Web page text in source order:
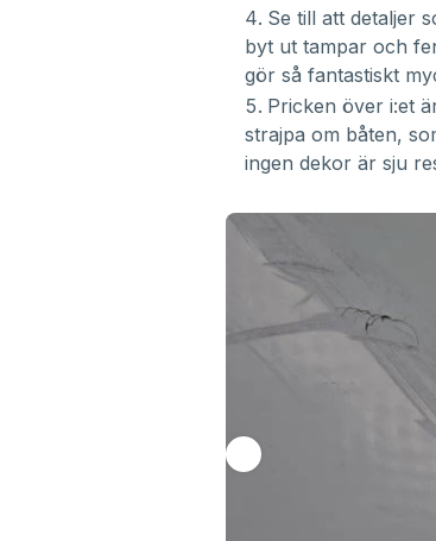
Se till att detaljer
byt ut tampar och
gör så fantastiskt
Pricken över i:et
strajpa om båten,
ingen dekor är sju